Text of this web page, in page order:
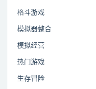
格斗游戏
模拟器整合
模拟经营
热门游戏
生存冒险